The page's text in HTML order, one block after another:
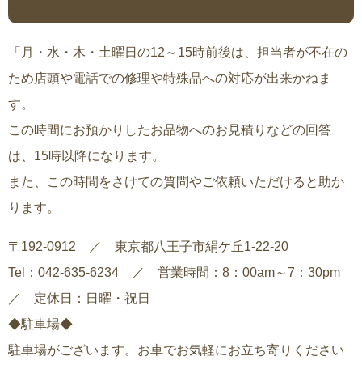
「月・水・木・土曜日の12～15時前後は、担当者が不在の
ため店頭や電話での修理や特殊品への対応が出来かねま
す。
この時間にお預かりしたお品物へのお見積りなどの回答
は、15時以降になります。
また、この時間をさけての質問やご依頼いただけると助か
ります。
〒192-0912 ／ 東京都八王子市絹ケ丘1-22-20
Tel：042-635-6234 ／ 営業時間：8：00am～7：30pm
／ 定休日：日曜・祝日
◆駐車場◆
駐車場がございます。お車でお気軽にお立ち寄りください